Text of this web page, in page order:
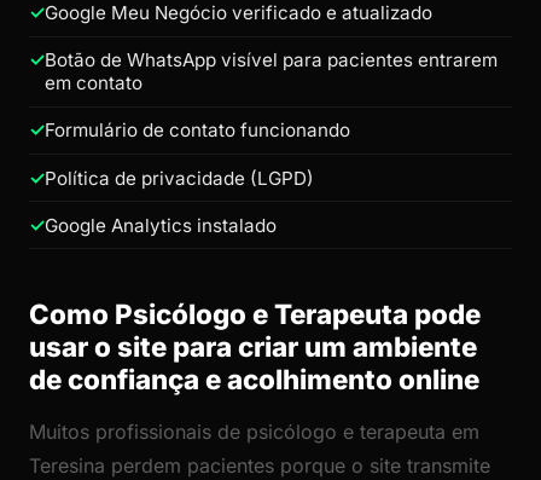
Google Meu Negócio verificado e atualizado
Botão de WhatsApp visível para pacientes entrarem
em contato
Formulário de contato funcionando
Política de privacidade (LGPD)
Google Analytics instalado
Como Psicólogo e Terapeuta pode
usar o site para criar um ambiente
de confiança e acolhimento online
Muitos profissionais de psicólogo e terapeuta em
Teresina perdem pacientes porque o site transmite